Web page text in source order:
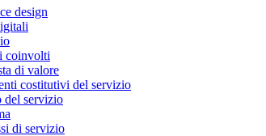
design
coinvolti
di valore
costitutivi del servizio
del servizio
di servizio